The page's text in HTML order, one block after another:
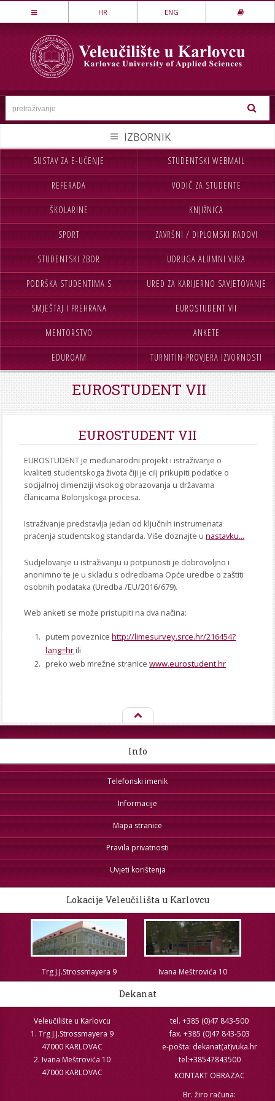
Stručni studij
LOVSTVO I ZAŠTITA PRIRODE
MEHATRONIKA
PREHRAMBENA TEHNOLOGIJA
SIGURNOST I ZAŠTITA
TEKSTILSTVO
UGOSTITELJSTVO
Specijalistički studij
POSLOVNO UPRAVLJANJE
SIGURNOST I ZAŠTITA
STROJARSTVO
HR ENG
NASLOVNA UPISI
VELEUČILIŠTE STUDIJ
STUDENTI MEĐ.SURADNJA
CJELOŽIVOTNO UČENJE INFORMACIJE
NABAVA KONTAKT
SKUP ZRZZ
SUSTAV ZA E-UČENJE STUDENTSKI WEBMAIL
REFERADA VODIČ ZA STUDENTE
ŠKOLARINE KNJIŽNICA
SPORT ZAVRŠNI / DIPLOMSKI RADOVI
STUDENTSKI ZBOR UDRUGA ALUMNI VUKA
PODRŠKA STUDENTIMA S
INVALIDITETOM
URED ZA KARIJERNO SAVJETOVANJE
I PODRŠKU
SMJEŠTAJ I PREHRANA EUROSTUDENT VII
MENTORSTVO ANKETE
EDUROAM TURNITIN-PROVJERA IZVORNOSTI
RADOVA
EUROSTUDENT VII
EUROSTUDENT VII
EUROSTUDENT je međunarodni projekt i istraživanje o
kvaliteti studentskoga života čiji je cilj prikupiti podatke o
socijalnoj dimenziji visokog obrazovanja u državama
članicama Bolonjskoga procesa.
Istraživanje predstavlja jedan od ključnih instrumenata
praćenja studentskog standarda. Više doznajte unastavku...
Sudjelovanje u istraživanju u potpunosti je dobrovoljno i
anonimno te je u skladu s odredbama Opće uredbe o zaštiti
osobnih podataka (Uredba /EU/2016/679).
Web anketi se može pristupiti na dva načina:
putem poveznicehttp://limesurvey.srce.hr/216454?
lang=hrili
preko web mrežne stranicewww.eurostudent.hr
Info
Telefonski imenik
Informacije
Mapa stranice
Pravila privatnosti
Uvjeti korištenja
Lokacije Veleučilišta u Karlovcu
Trg J.J.Strossmayera 9 Ivana Meštrovića 10
Dekanat
Veleučilište u Karlovcu
1. Trg J.J.Strossmayera 9
47000 KARLOVAC
2. Ivana Meštrovića 10
47000 KARLOVAC
tel. +385 (0)47 843-500
fax. +385 (0)47 843-503
e-pošta: dekanat(at)vuka.hr
tel:+38547843500
KONTAKT OBRAZAC
Br. žiro računa: